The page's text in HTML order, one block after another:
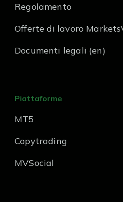
Regolamento
Offerte di lavoro
Documenti legali (en)
Piattaforme
MT5
Copytrading
MVSocial